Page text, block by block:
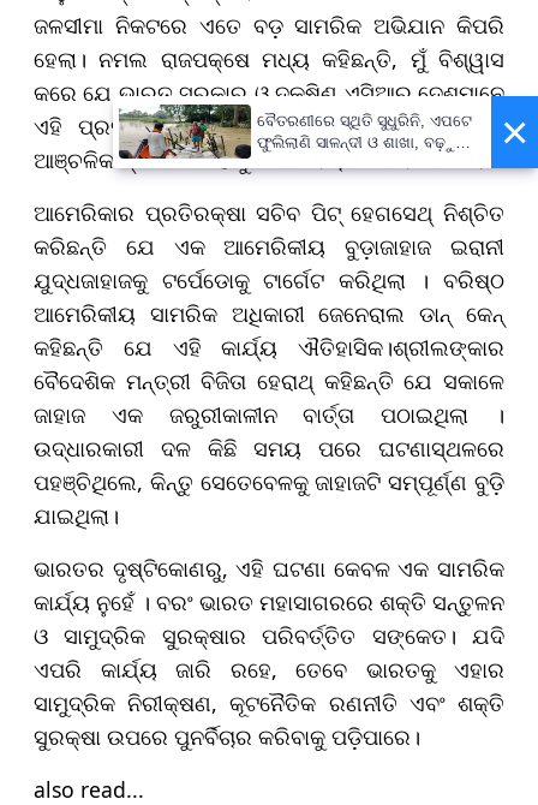
ଜଳସୀମା ନିକଟରେ ଏତେ ବଡ଼ ସାମରିକ ଅଭିଯାନ କିପରି
ହେଲା। ନମଲ ରାଜପକ୍ଷେ ମଧ୍ୟ କହିଛନ୍ତି, ମୁଁ ବିଶ୍ୱାସ
କରେ ଯେ ଭାରତ ସରକାର ଓ ଦକ୍ଷିଣ ଏସିଆର ଦେଶମାନେ
ଏହି ପ୍ରସଙ୍ଗକୁ ଗମ୍ଭୀରତାର ସହିତ ନେବା ଉଚିତ ।
ଆଞ୍ଚଳିକ ସ୍ତରରେ ଏହାକୁ ଏକାଠି ବିଚାର କରିବା ଉଚିତ।
ଆମେରିକାର ପ୍ରତିରକ୍ଷା ସଚିବ ପିଟ୍ ହେଗସେଥ୍ ନିଶ୍ଚିତ
କରିଛନ୍ତି ଯେ ଏକ ଆମେରିକୀୟ ବୁଡ଼ାଜାହାଜ ଇରାନୀ
ଯୁଦ୍ଧଜାହାଜକୁ ଟର୍ପେଡୋକୁ ଟାର୍ଗେଟ କରିଥିଲା । ବରିଷ୍ଠ
ଆମେରିକୀୟ ସାମରିକ ଅଧିକାରୀ ଜେନେରାଲ ଡାନ୍ କେନ୍
କହିଛନ୍ତି ଯେ ଏହି କାର୍ଯ୍ୟ ଐତିହାସିକ।ଶ୍ରୀଲଙ୍କାର
ବୈଦେଶିକ ମନ୍ତ୍ରୀ ବିଜିତା ହେରାଥ୍ କହିଛନ୍ତି ଯେ ସକାଳେ
ଜାହାଜ ଏକ ଜରୁରୀକାଳୀନ ବାର୍ତ୍ତା ପଠାଇଥିଲା ।
ଉଦ୍ଧାରକାରୀ ଦଳ କିଛି ସମୟ ପରେ ଘଟଣାସ୍ଥଳରେ
ପହଞ୍ଚିଥିଲେ, କିନ୍ତୁ ସେତେବେଳକୁ ଜାହାଜଟି ସମ୍ପୂର୍ଣ୍ଣ ବୁଡ଼ି
ଯାଇଥିଲା।
ଭାରତର ଦୃଷ୍ଟିକୋଣରୁ, ଏହି ଘଟଣା କେବଳ ଏକ ସାମରିକ
କାର୍ଯ୍ୟ ନୁହେଁ । ବରଂ ଭାରତ ମହାସାଗରରେ ଶକ୍ତି ସନ୍ତୁଳନ
ଓ ସାମୁଦ୍ରିକ ସୁରକ୍ଷାର ପରିବର୍ତ୍ତିତ ସଙ୍କେତ। ଯଦି
ଏପରି କାର୍ଯ୍ୟ ଜାରି ରହେ, ତେବେ ଭାରତକୁ ଏହାର
ସାମୁଦ୍ରିକ ନିରୀକ୍ଷଣ, କୂଟନୈତିକ ରଣନୀତି ଏବଂ ଶକ୍ତି
ସୁରକ୍ଷା ଉପରେ ପୁନର୍ବିଚାର କରିବାକୁ ପଡ଼ିପାରେ।
also read...
×
ବୈତରଣୀରେ ସ୍ଥିତି ସୁଧୁରିନି, ଏପଟେ
ଫୁଲିଲାଣି ସାଳନ୍ଦୀ ଓ ଶାଖା, ବଢ଼ୁଛି